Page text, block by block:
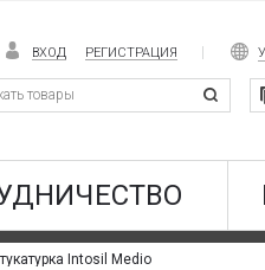
ВХОД РЕГИСТРАЦИЯ
Intosil Medio